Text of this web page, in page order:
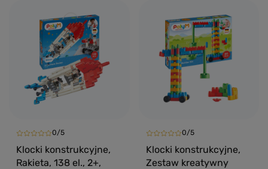
0/5
Klocki konstrukcyjne,
Rakieta, 138 el., 2+,
0/5
Klocki konstrukcyjne,
Zestaw kreatywny